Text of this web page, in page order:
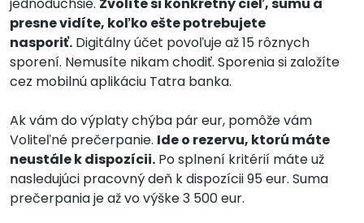
presne vidíte, koľko ešte potrebujete
nasporiť. Digitálny účet povoľuje až 15 rôznych
sporení. Nemusíte nikam chodiť. Sporenia si založíte
cez mobilnú aplikáciu Tatra banka.
Ak vám do výplaty chýba pár eur, pomôže vám
Voliteľné prečerpanie. Ide o rezervu, ktorú máte
neustále k dispozícii. Po splnení kritérií máte už
nasledujúci pracovný deň k dispozícii 95 eur. Suma
prečerpania je až vo výške 3 500 eur.